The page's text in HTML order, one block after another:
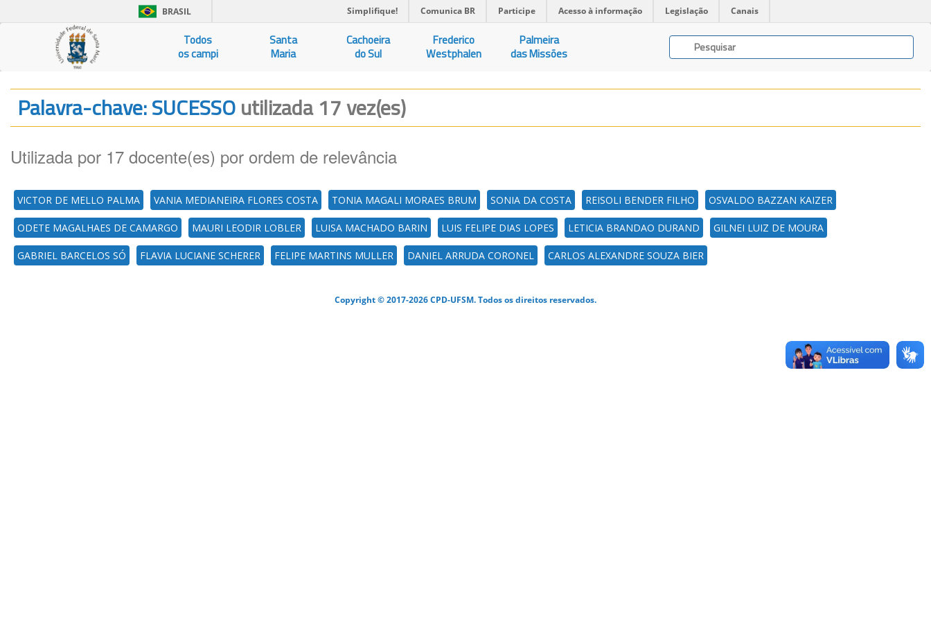
BRASIL Simplifique! Comunica BR Participe Acesso à informação Legislação Canais
Todos
os campi
Santa
Maria
Cachoeira
do Sul
Frederico
Westphalen
Palmeira
das Missões
Palavra-chave: SUCESSOutilizada 17 vez(es)
Utilizada por 17 docente(es) por ordem de relevância
VICTOR DE MELLO PALMA VANIA MEDIANEIRA FLORES COSTA TONIA MAGALI MORAES BRUM SONIA DA COSTA REISOLI BENDER FILHO OSVALDO BAZZAN KAIZER
ODETE MAGALHAES DE CAMARGO MAURI LEODIR LOBLER LUISA MACHADO BARIN LUIS FELIPE DIAS LOPES LETICIA BRANDAO DURAND GILNEI LUIZ DE MOURA
GABRIEL BARCELOS SÓ FLAVIA LUCIANE SCHERER FELIPE MARTINS MULLER DANIEL ARRUDA CORONEL CARLOS ALEXANDRE SOUZA BIER
Copyright © 2017-2026 CPD-UFSM. Todos os direitos reservados.